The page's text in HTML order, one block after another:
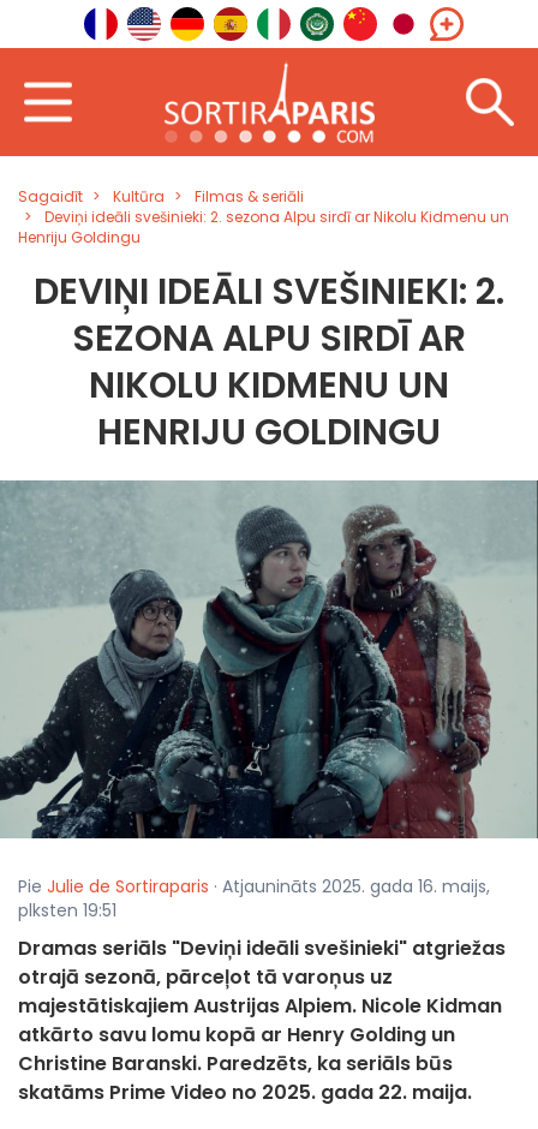
Sagaidīt Kultūra
Filmas & seriāli
Deviņi ideāli svešinieki: 2. sezona Alpu sirdī ar Nikolu Kidmenu un
Henriju Goldingu
DEVIŅI IDEĀLI SVEŠINIEKI: 2.
SEZONA ALPU SIRDĪ AR
NIKOLU KIDMENU UN
HENRIJU GOLDINGU
Pie Julie de Sortiraparis · Atjaunināts 2025. gada 16. maijs,
plksten 19:51
Dramas seriāls "Deviņi ideāli svešinieki" atgriežas
otrajā sezonā, pārceļot tā varoņus uz
majestātiskajiem Austrijas Alpiem. Nicole Kidman
atkārto savu lomu kopā ar Henry Golding un
Christine Baranski. Paredzēts, ka seriāls būs
skatāms Prime Video no 2025. gada 22. maija.